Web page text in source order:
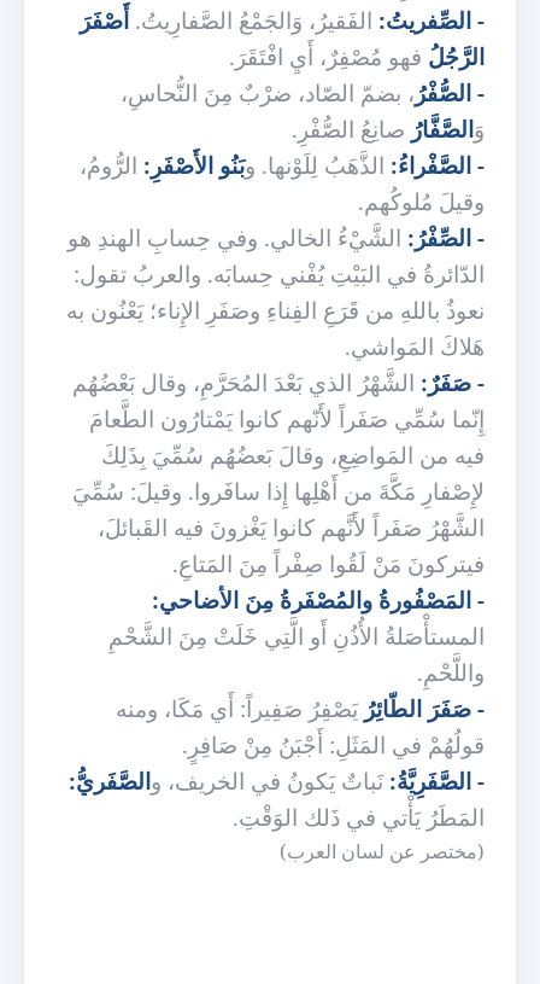
- الصِّفريتُ: الفَقيرُ، وَالجَمْعُ الصَّفارِيتُ.أَصْفَرَ
الرَّجُلُ فهو مُصْفِرٌ، أَيِ افْتَقَرَ.
- الصُّفْرُ ، بضمّ الصّاد، ضرْبٌ مِنَ النُّحاسِ،
وَالصَّفَّارُ صانِعُ الصُّفْرِ.
- الصَّفْراءُ: الذَّهَبُ لِلَوْنها. وبَنُو الأَصْفَرِ: الرُّومُ،
وقيلَ مُلوكُهم.
- الصِّفْرُ: الشَّيْءُ الخالي. وفي حِسابِ الهندِ هو
الدّائرةُ في البَيْتِ يُفْني حِسابَه. والعربُ تقول:
نعوذُ باللهِ من قَرَعِ الفِناءِ وصَفَرِ الإِناء؛ يَعْنُون به
هَلاكَ المَواشي.
- صَفَرٌ: الشَّهْرُ الذي بَعْدَ المُحَرَّمِ، وقال بَعْضُهُم
إِنّما سُمِّي صَفَراً لأَنّهم كانوا يَمْتارُون الطَّعامَ
فيه من المَواضِعِ، وقالَ بَعضُهُم سُمِّيَ بِذَلِكَ
لإِصْفارِ مَكَّةَ من أَهْلِها إِذا سافَروا. وقيلَ: سُمِّيَ
الشَّهْرُ صَفَراً لأَنَّهم كانوا يَغْزونَ فيه القَبائلَ،
فيتركونَ مَنْ لَقُوا صِفْراً مِنَ المَتاعِ.
- المَصْفُورةُ والمُصْفَرةُ مِنَ الأضاحي:
المستأْصَلةُ الأُذُنِ أَو الَّتِي خَلَتْ مِنَ الشَّحْمِ
واللَّحْمِ.
- صَفَرَ الطّائِرُ يَصْفِرُ صَفِيراً: أَي مَكَا، ومنه
قولُهُمْ في المَثَلِ: أَجْبَنُ مِنْ صَافِرٍ.
- الصَّفَرِيَّةُ: نَباتٌ يَكونُ في الخريف، والصَّفَريُّ:
المَطَرُ يَأْتي في ذَلك الوَقْتِ.
(مختصر عن لسان العرب)